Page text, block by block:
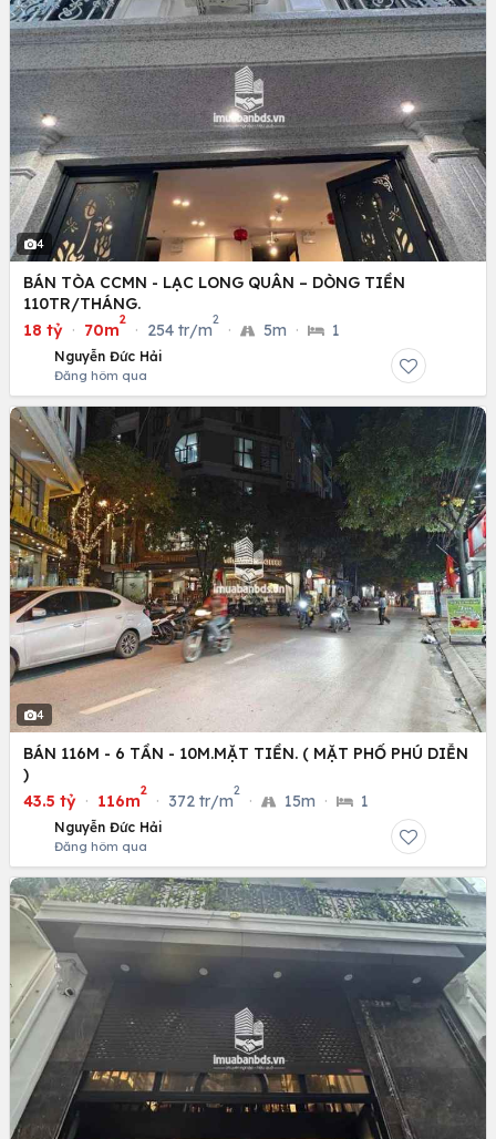
4
BÁN TÒA CCMN - LẠC LONG QUÂN – DÒNG TIỀN
110TR/THÁNG.
18 tỷ · 70m
2
· 254 tr/m
2
· 5m · 1
Nguyễn Đức Hải
Đăng hôm qua
4
BÁN 116M - 6 TẦN - 10M.MẶT TIỀN. ( MẶT PHỐ PHÚ DIỄN
)
43.5 tỷ · 116m
2
· 372 tr/m
2
· 15m · 1
Nguyễn Đức Hải
Đăng hôm qua